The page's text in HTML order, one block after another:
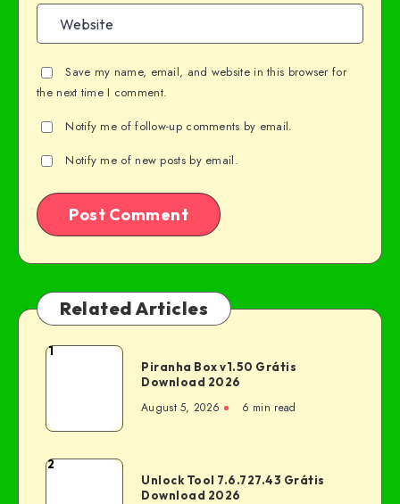
Save my name, email, and website in this browser for
the next time I comment.
Notify me of follow-up comments by email.
Notify me of new posts by email.
Related Articles
1
Piranha Box v1.50 Grátis
Download 2026
August 5, 2026 6 min read
2
Unlock Tool 7.6.727.43 Grátis
Download 2026